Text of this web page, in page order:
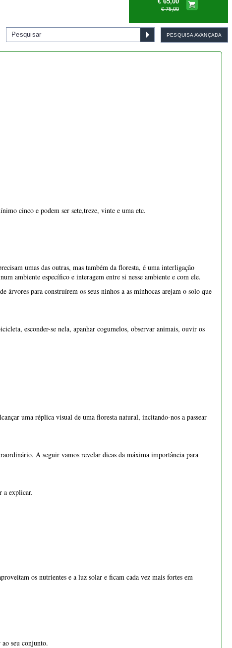
Bonsai Pinus Pentaphylla 45
anos - 1539
€ 1.155,00
Bonsai cotoneaster 8 anos -
PESQUISA AVANÇADA
cinco e podem ser sete,treze, vinte e uma etc.
umas das outras, mas também da floresta, é uma interligação
ambiente específico e interagem entre si nesse ambiente e com ele.
árvores para construírem os seus ninhos a as minhocas arejam o solo que
esconder-se nela, apanhar cogumelos, observar animais, ouvir os
uma réplica visual de uma floresta natural, incitando-nos a passear
A seguir vamos revelar dicas da máxima importância para
a explicar.
os nutrientes e a luz solar e ficam cada vez mais fortes em
seu conjunto.